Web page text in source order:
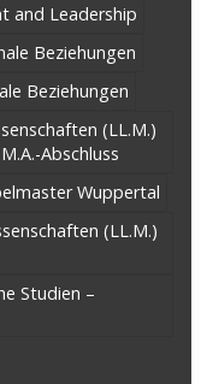
and Leadership
Beziehungen
Beziehungen
(LL.M.)
Abschluss
Wuppertal
(LL.M.)
Studien –